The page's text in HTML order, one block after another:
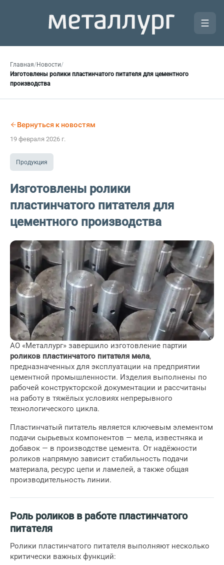
Главная/Новости/
Изготовлены ролики пластинчатого питателя для цементного
производства
Вернуться к новостям
19 февраля 2026 г.
Продукция
Изготовлены ролики
пластинчатого питателя для
цементного производства
АО «Металлург» завершило изготовление партии
роликов пластинчатого питателя мела,
предназначенных для эксплуатации на предприятии
цементной промышленности. Изделия выполнены по
рабочей конструкторской документации и рассчитаны
на работу в тяжёлых условиях непрерывного
технологического цикла.
Пластинчатый питатель является ключевым элементом
подачи сырьевых компонентов — мела, известняка и
добавок — в производстве цемента. От надёжности
роликов напрямую зависит стабильность подачи
материала, ресурс цепи и ламелей, а также общая
производительность линии.
Роль роликов в работе пластинчатого
питателя
Ролики пластинчатого питателя выполняют несколько
критически важных функций: